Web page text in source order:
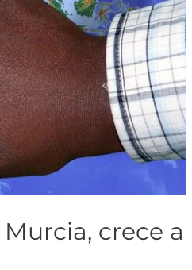
crece a